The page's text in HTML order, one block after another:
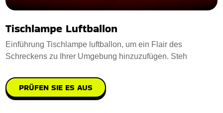
Tischlampe Luftballon
Einführung Tischlampe luftballon, um ein Flair des
Schreckens zu Ihrer Umgebung hinzuzufügen. Steh
PRÜFEN SIE ES AUS